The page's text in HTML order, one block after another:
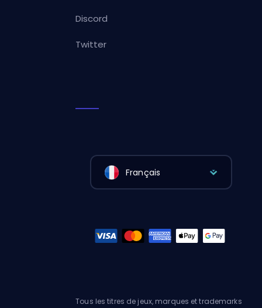
Discord
Twitter
Français
Tous les titres de jeux, marques et trademarks